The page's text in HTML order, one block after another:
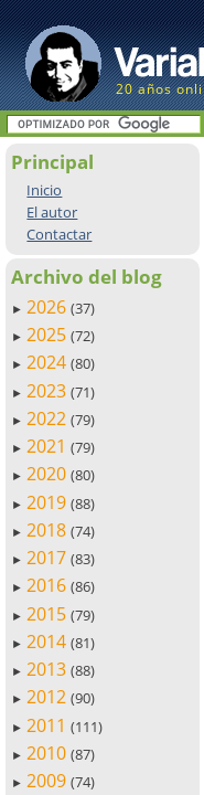
20 años
Principal
Inicio
El autor
Contactar
Archivo del blog
► 2026 (37)
► 2025 (72)
► 2024 (80)
► 2023 (71)
► 2022 (79)
► 2021 (79)
► 2020 (80)
► 2019 (88)
► 2018 (74)
► 2017 (83)
► 2016 (86)
► 2015 (79)
► 2014 (81)
► 2013 (88)
► 2012 (90)
► 2011 (111)
► 2010 (87)
► 2009 (74)